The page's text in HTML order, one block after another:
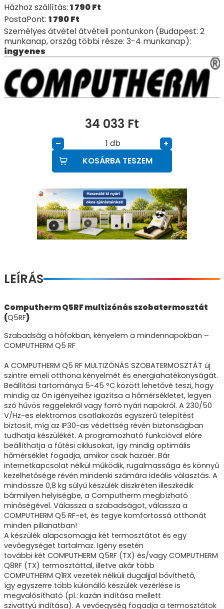
Házhoz szállítás: 1 790Ft
PostaPont: 1 790Ft
Személyes átvétel átvételi pontunkon (Budapest: 2
munkanap, ország többi része: 3-4 munkanap):
ingyenes
34 033 Ft
– db
+
KOSÁRBA TESZEM
LEÍRÁS
Computherm Q5RF multizónás szobatermosztát
(Q5RF)
Szabadság a hőfokban, kényelem a mindennapokban –
COMPUTHERM Q5 RF
A COMPUTHERM Q5 RF MULTIZÓNÁS SZOBATERMOSZTÁT új
szintre emeli otthona kényelmét és energiahatékonyságát.
Beállítási tartománya 5-45 °C között lehetővé teszi, hogy
mindig az Ön igényeihez igazítsa a hőmérsékletet, legyen
szó hűvös reggelekről vagy forró nyári napokról. A 230/50
V/Hz-es elektromos csatlakozás egyszerű telepítést
biztosít, míg az IP30-as védettség révén biztonságban
tudhatja készülékét. A programozható funkcióval előre
beállíthatja a fűtési ciklusokat, így mindig optimális
hőmérséklet fogadja, amikor csak hazaér. Bár
internetkapcsolat nélkül működik, rugalmassága és könnyű
kezelhetősége révén mindenki számára ideális választás. A
mindössze 0,8 kg súlyú készülék diszkréten illeszkedik
bármilyen helyiségbe, a Computherm megbízható
minőségével. Válassza a szabadságot, válassza a
COMPUTHERM Q5 RF-et, és tegye komfortossá otthonát
minden pillanatban!
A készülék alapcsomagja két termosztátot és egy
vevőegységet tartalmaz. Igény esetén
további két COMPUTHERM Q5RF (TX) és/vagy COMPUTHERM
Q8RF (TX) termosztáttal, illetve akár több
COMPUTHERM Q1RX vezeték nélküli dugaljjal bővíthető,
így egyszerre több különálló készülék vezérlése is
megvalósítható (pl.: kazán indítása mellett
szivattyú indítása). A vevőegység fogadja a termosztátok